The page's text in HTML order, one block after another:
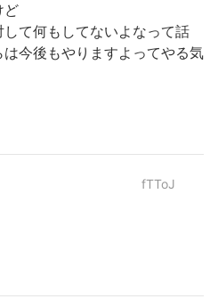
ど
て何もしてないよなって話
今後もやりますよってやる気
fTToJ